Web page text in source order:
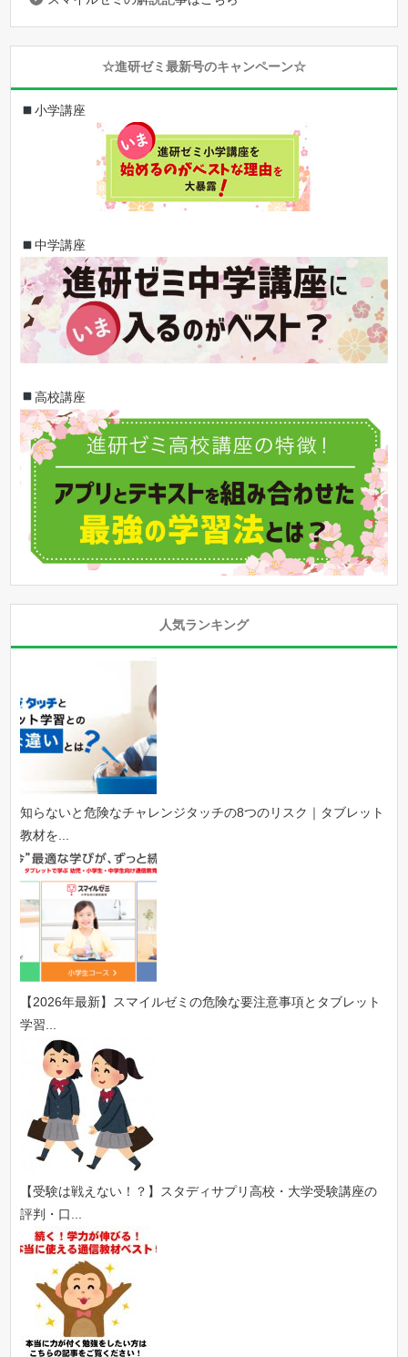
☆進研ゼミ最新号のキャンペーン☆
小学講座
中学講座
高校講座
人気ランキング
知らないと危険なチャレンジタッチの8つのリスク｜タブレット
教材を...
【2026年最新】スマイルゼミの危険な要注意事項とタブレット
学習...
【受験は戦えない！？】スタディサプリ高校・大学受験講座の
評判・口...